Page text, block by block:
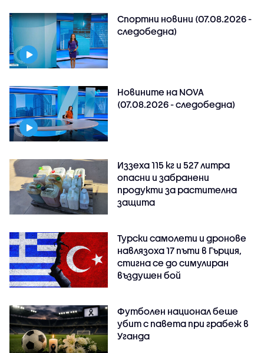
Спортни новини (07.08.2026 -
следобедна)
Новините на NOVA
(07.08.2026 - следобедна)
Иззеха 115 кг и 527 литра
опасни и забранени
продукти за растителна
защита
Турски самолети и дронове
навлязоха 17 пъти в Гърция,
стигна се до симулиран
въздушен бой
Футболен национал беше
убит с павета при грабеж в
Уганда